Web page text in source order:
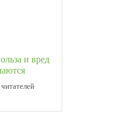
и вред